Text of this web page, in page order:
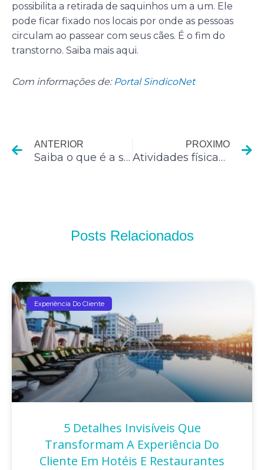
possibilita a retirada de saquinhos um a um. Ele
pode ficar fixado nos locais por onde as pessoas
circulam ao passear com seus cães. É o fim do
transtorno. Saiba mais aqui.
Com informações de: Portal SindicoNet
ANTERIOR
Saiba o que é a sustentabilidade empresarial
PROXIMO
Atividades físicas para condomínios sem academia
Posts Relacionados
Experiência Do Cliente
5 Detalhes Invisíveis Que
Transformam A Experiência Do
Cliente Em Hotéis E Restaurantes